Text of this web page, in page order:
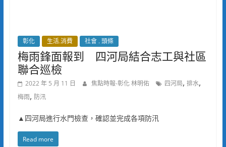
彰化 生活.消費 社會 . 頭條
梅雨鋒面報到 四河局結合志工與社區
聯合巡檢
2022 年 5 月 11 日 焦點時報-彰化 林明佑 四河局, 排水,
梅雨, 防汛
▲四河局進行水門檢查，確認並完成各項防汛
Read more